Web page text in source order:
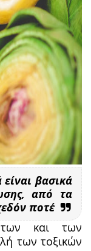
βασικά
από τα
ποτέ
και των
των τοξικών